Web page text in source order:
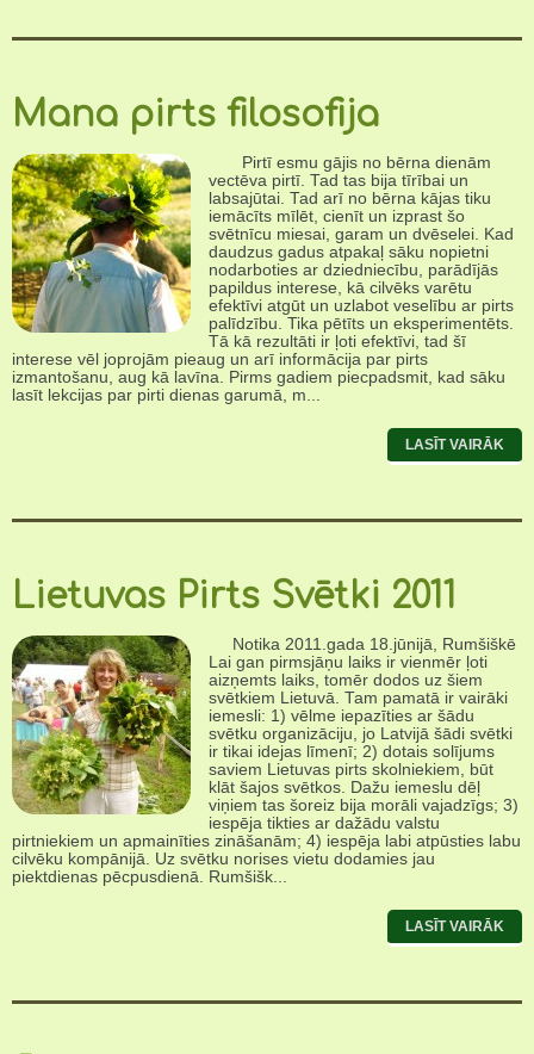
Mana pirts filosofija
Pirtī esmu gājis no bērna dienām
vectēva pirtī. Tad tas bija tīrībai un
labsajūtai. Tad arī no bērna kājas tiku
iemācīts mīlēt, cienīt un izprast šo
svētnīcu miesai, garam un dvēselei. Kad
daudzus gadus atpakaļ sāku nopietni
nodarboties ar dziedniecību, parādījās
papildus interese, kā cilvēks varētu
efektīvi atgūt un uzlabot veselību ar pirts
palīdzību. Tika pētīts un eksperimentēts.
Tā kā rezultāti ir ļoti efektīvi, tad šī
interese vēl joprojām pieaug un arī informācija par pirts
izmantošanu, aug kā lavīna. Pirms gadiem piecpadsmit, kad sāku
lasīt lekcijas par pirti dienas garumā, m...
LASĪT VAIRĀK
Lietuvas Pirts Svētki 2011
Notika 2011.gada 18.jūnijā, Rumšiškē
Lai gan pirmsjāņu laiks ir vienmēr ļoti
aizņemts laiks, tomēr dodos uz šiem
svētkiem Lietuvā. Tam pamatā ir vairāki
iemesli: 1) vēlme iepazīties ar šādu
svētku organizāciju, jo Latvijā šādi svētki
ir tikai idejas līmenī; 2) dotais solījums
saviem Lietuvas pirts skolniekiem, būt
klāt šajos svētkos. Dažu iemeslu dēļ
viņiem tas šoreiz bija morāli vajadzīgs; 3)
iespēja tikties ar dažādu valstu
pirtniekiem un apmainīties zināšanām; 4) iespēja labi atpūsties labu
cilvēku kompānijā. Uz svētku norises vietu dodamies jau
piektdienas pēcpusdienā. Rumšišk...
LASĪT VAIRĀK